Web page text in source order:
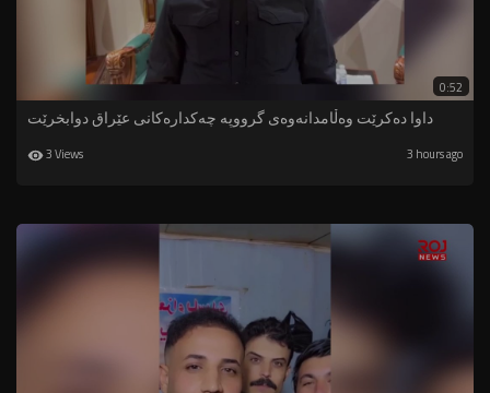
0:52
داوا دەکرێت وەڵامدانەوەی گرووپە چەکدارەکانی عێراق دوابخرێت
3 Views 3 hours ago